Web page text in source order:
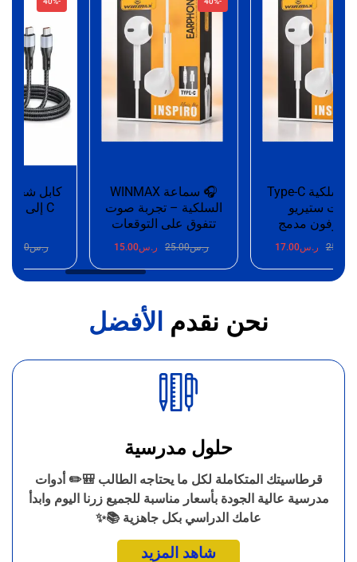
سماعة سلكية Type-C
ستيريو
مدمج
ر.س 17.00
🎧 سماعة WINMAX
السلكية – تجربة صوت
تتفوق على التوقعات
ر.س25.00 ر.س 15.00 ر.س25.00
نحن نقدم الأفضل
حلول مدرسية
قرطاسيتك المتكاملة لكل ما يحتاجه الطالب 🎒✏️ أدوات
مدرسية عالية الجودة بأسعار مناسبة للجميع زرنا اليوم وابدأ
عامك الدراسي بكل جاهزية 📚✨
شاهد المزيد